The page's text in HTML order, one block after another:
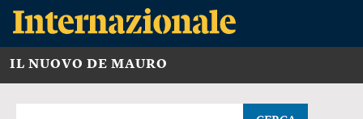
IL NUOVO DE MAURO